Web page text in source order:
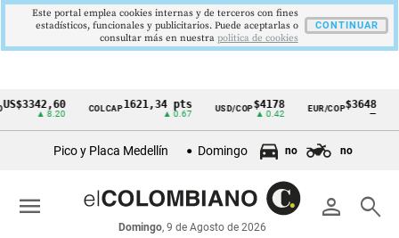
Cintillo
económicos
Colombia
COLCAP1621,34 pts USD/COP$4178
▲ 0.42
EUR/COP$3648
—
Pico y Placa Medellín Domingo no no
person search
Domingo, 9 de Agosto de 2026
menu
Este portal emplea cookies internas y de terceros con fines
estadísticos, funcionales y publicitarios. Puede aceptarlas o
consultar más en nuestra politica de cookies
CONTINUAR